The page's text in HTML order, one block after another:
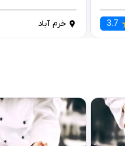
3.7 خرم آباد